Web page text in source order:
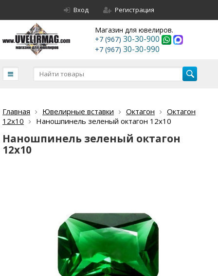
Вход Регистрация
Магазин для ювелиров.
+7 (967) 30-30-900
+7 (967) 30-30-990
Главная Ювелирные вставки Октагон
Октагон
12х10
Наношпинель зеленый октагон 12х10
Наношпинель зеленый октагон
12х10